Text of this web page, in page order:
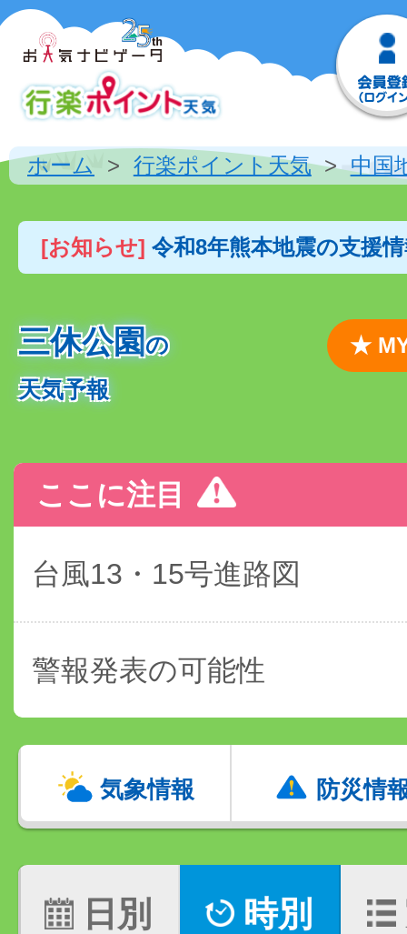
ホーム 行楽ポイント天気 中国
[お知らせ] 令和8年熊本地震の支援
三休公園の
天気予報
★
ここに注目
台風13・15号進路図
警報発表の可能性
気象情報 防災情
日別 時別